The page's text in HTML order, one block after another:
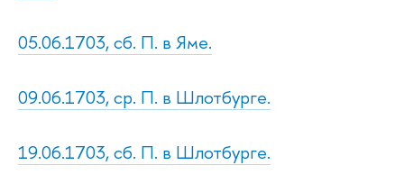
05.06.1703, сб. П. в Яме.
09.06.1703, ср. П. в Шлотбурге.
19.06.1703, сб. П. в Шлотбурге.